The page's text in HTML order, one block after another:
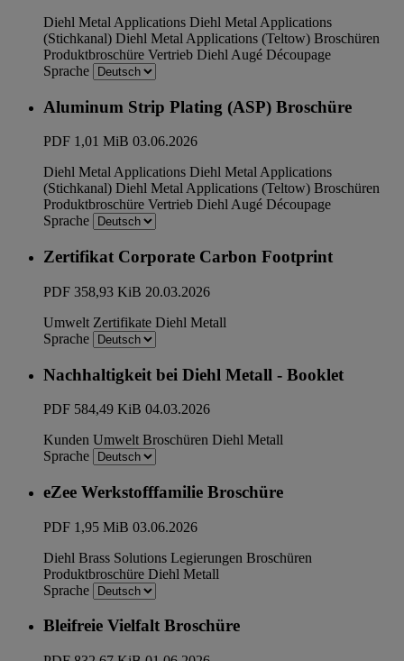
Diehl Metal Applications Diehl Metal Applications
(Stichkanal) Diehl Metal Applications (Teltow) Broschüren
Produktbroschüre Vertrieb Diehl Augé Découpage
Sprache
Aluminum Strip Plating (ASP) Broschüre
PDF 1,01 MiB 03.06.2026
Diehl Metal Applications Diehl Metal Applications
(Stichkanal) Diehl Metal Applications (Teltow) Broschüren
Produktbroschüre Vertrieb Diehl Augé Découpage
Sprache
Zertifikat Corporate Carbon Footprint
PDF 358,93 KiB 20.03.2026
Umwelt Zertifikate Diehl Metall
Sprache
Nachhaltigkeit bei Diehl Metall - Booklet
PDF 584,49 KiB 04.03.2026
Kunden Umwelt Broschüren Diehl Metall
Sprache
eZee Werkstofffamilie Broschüre
PDF 1,95 MiB 03.06.2026
Diehl Brass Solutions Legierungen Broschüren
Produktbroschüre Diehl Metall
Sprache
Bleifreie Vielfalt Broschüre